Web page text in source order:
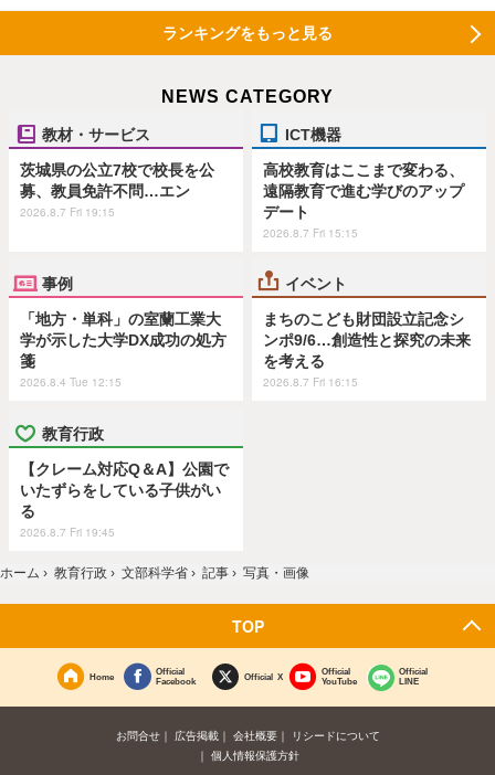
ランキングをもっと見る
NEWS CATEGORY
教材・サービス
茨城県の公立7校で校長を公
募、教員免許不問…エン
2026.8.7 Fri 19:15
ICT機器
高校教育はここまで変わる、
遠隔教育で進む学びのアップ
デート
2026.8.7 Fri 15:15
事例
「地方・単科」の室蘭工業大
学が示した大学DX成功の処方
箋
2026.8.4 Tue 12:15
イベント
まちのこども財団設立記念シ
ンポ9/6…創造性と探究の未来
を考える
2026.8.7 Fri 16:15
教育行政
【クレーム対応Q＆A】公園で
いたずらをしている子供がい
る
2026.8.7 Fri 19:45
ホーム › 教育行政 › 文部科学省 › 記事 › 写真・画像
TOP
Home
Official
Facebook
Official X
Official
YouTube
Official
LINE
お問合せ 広告掲載 会社概要
リシードについて
個人情報保護方針